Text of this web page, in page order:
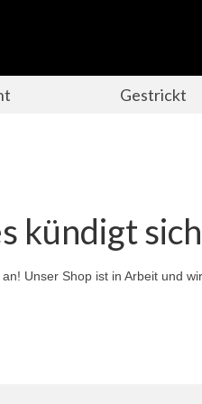
Gestrickt
kündigt
Unser Shop ist in Arbeit und